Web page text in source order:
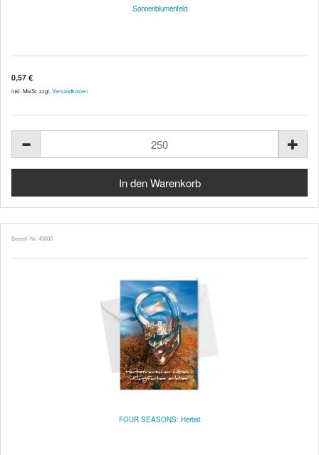
Sonnenblumenfeld
0,57 €
inkl. MwSt. zzgl. Versandkosten
Bestell-Nr. 45600
FOUR SEASONS: Herbst